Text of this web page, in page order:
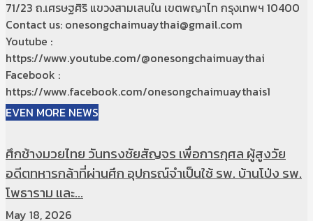
71/23 ถ.เศรษฐศิริ แขวงสามเสนใน เขตพญาไท กรุงเทพฯ 10400
Contact us: onesongchaimuaythai@gmail.com
Youtube :
https://www.youtube.com/@onesongchaimuaythai
Facebook :
https://www.facebook.com/onesongchaimuaythais1
EVEN MORE NEWS
ศึกช้างมวยไทย วันทรงชัยสัญจร เพื่อการกุศล ผู้สูงวัย
อดีตทหารกล้าที่ผ่านศึก อุปกรณ์จำเป็นใช้ รพ. บ้านโป่ง รพ.
โพธาราม และ...
May 18, 2026